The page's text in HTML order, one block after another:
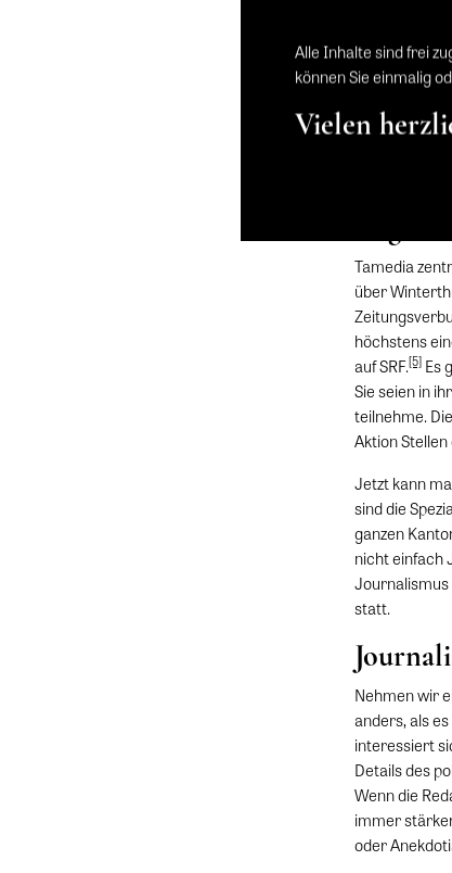
Schritt
«Zürichsee-
Tamedia
über
höchstens
auf SRF.[5] Es
Sie seien in
teilnehme.
Aktion
Jetzt kann
sind die
ganzen
nicht einfach
Journalismus
statt.
Nehmen wir
anders, als
interessiert
Details des
Wenn die
immer
oder
Alle Inhalte sind frei
können Sie einmalig
Vielen